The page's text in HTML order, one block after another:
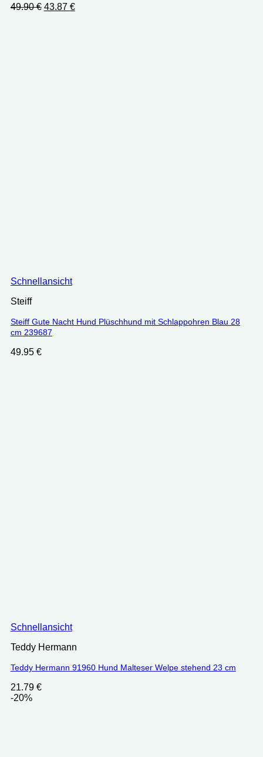
49.90€ Ursprünglicher
43.87 €Aktueller
Schnellansicht
Steiff
Steiff Gute Nacht Hund Plüschhund mit Schlappohren Blau 28
cm 239687
49.95 €
Schnellansicht
Teddy Hermann
Teddy Hermann 91960 Hund Malteser Welpe stehend 23 cm
21.79 €
-20%